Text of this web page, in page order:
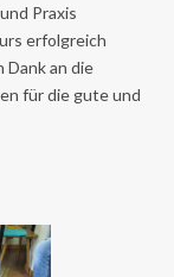
Praxis
erfolgreich
Dank an die
für die gute und